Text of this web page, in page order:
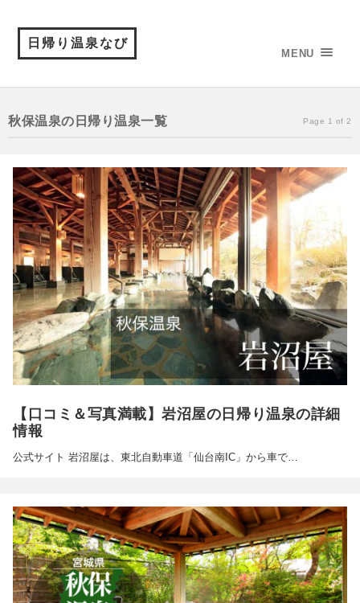
日帰り温泉なび
MENU
秋保温泉の日帰り温泉一覧 Page 1 of 2
【口コミ＆写真満載】岩沼屋の日帰り温泉の詳細
情報
公式サイト 岩沼屋は、東北自動車道「仙台南IC」から車で…